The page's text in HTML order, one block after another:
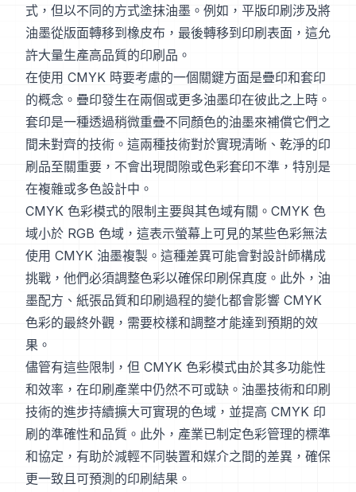
式，但以不同的方式塗抹油墨。例如，平版印刷涉及將
油墨從版面轉移到橡皮布，最後轉移到印刷表面，這允
許大量生產高品質的印刷品。
在使用 CMYK 時要考慮的一個關鍵方面是疊印和套印
的概念。疊印發生在兩個或更多油墨印在彼此之上時。
套印是一種透過稍微重疊不同顏色的油墨來補償它們之
間未對齊的技術。這兩種技術對於實現清晰、乾淨的印
刷品至關重要，不會出現間隙或色彩套印不準，特別是
在複雜或多色設計中。
CMYK 色彩模式的限制主要與其色域有關。CMYK 色
域小於 RGB 色域，這表示螢幕上可見的某些色彩無法
使用 CMYK 油墨複製。這種差異可能會對設計師構成
挑戰，他們必須調整色彩以確保印刷保真度。此外，油
墨配方、紙張品質和印刷過程的變化都會影響 CMYK
色彩的最終外觀，需要校樣和調整才能達到預期的效
果。
儘管有這些限制，但 CMYK 色彩模式由於其多功能性
和效率，在印刷產業中仍然不可或缺。油墨技術和印刷
技術的進步持續擴大可實現的色域，並提高 CMYK 印
刷的準確性和品質。此外，產業已制定色彩管理的標準
和協定，有助於減輕不同裝置和媒介之間的差異，確保
更一致且可預測的印刷結果。